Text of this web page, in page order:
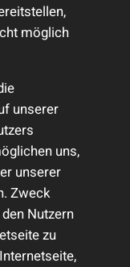
möglich
unserer
uns,
unserer
Zweck
Nutzern
zu